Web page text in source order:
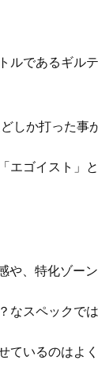
ルであるギル
しか打った事
エゴイスト」
や、特化ゾーン
なスペックで
ているのはよく